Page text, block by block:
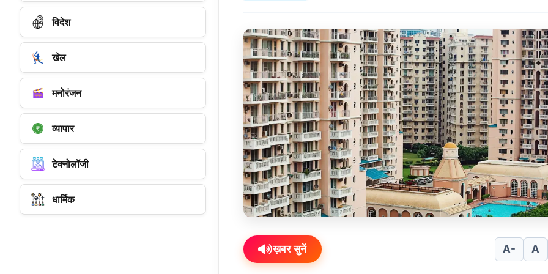
ख़बर सुनें A- A
विदेश
खेल
मनोरंजन
व्यापार
टेक्नोलॉजी
धार्मिक